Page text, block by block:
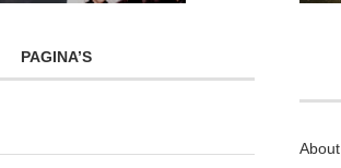
PAGINA’S
About